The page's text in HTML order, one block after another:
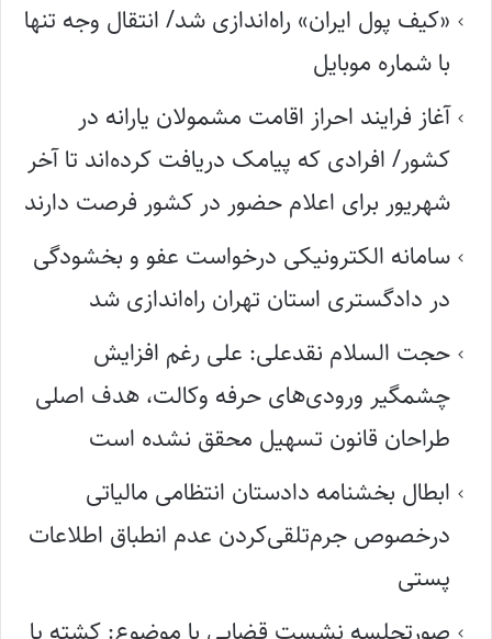
«کیف پول ایران» راه‌اندازی شد/ انتقال وجه تنها
با شماره موبایل
آغاز فرایند احراز اقامت مشمولان یارانه در
کشور/ افرادی که پیامک دریافت کرده‌اند تا آخر
شهریور برای اعلام حضور در کشور فرصت دارند
سامانه الکترونیکی درخواست عفو و بخشودگی
در دادگستری استان تهران راه‌اندازی شد
حجت السلام نقدعلی: علی رغم افزایش
چشمگیر ورودی‌های حرفه وکالت، هدف اصلی
طراحان قانون تسهیل محقق نشده است
ابطال بخشنامه دادستان انتظامی مالیاتی
درخصوص جرم‌تلقی‌کردن عدم انطباق اطلاعات
پستی